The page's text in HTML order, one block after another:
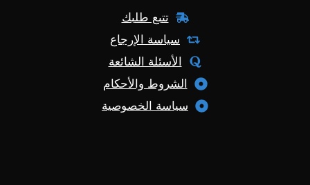
تتبع طلبك
سياسة الإرجاع
الأسئلة الشائعة
الشروط والأحكام
سياسة الخصوصية